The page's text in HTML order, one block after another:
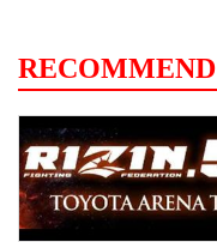
RECOMMEND